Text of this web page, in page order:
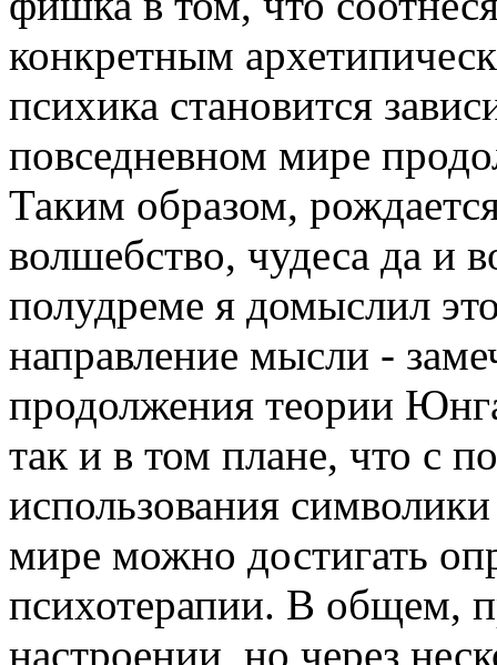
конкретным
психика становится
повседневном мире
Таким образом,
волшебство, чудеса да и
полудреме я домыслил
направление мысли -
продолжения теории
так и в том плане, что с
использования
мире можно достигать
психотерапии. В общем,
настроении, но через